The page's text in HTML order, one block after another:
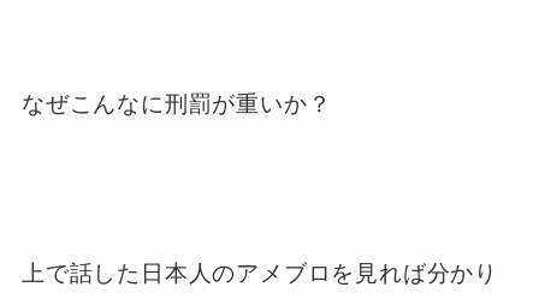
なぜこんなに刑罰が重いか？
上で話した日本人のアメブロを見れば分かり